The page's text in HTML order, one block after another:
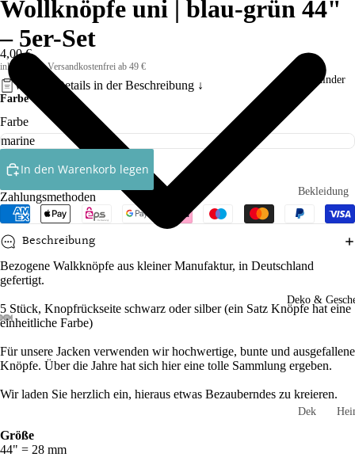
Kleider
Pullover
Socken
Accessoires
Schals und
Kinder
Bekleidung
Babys
Kinder
Socken
Mädchen
Jungen
Deko &
Dek
Wollknöpfe uni | blau-grün 44"
– 5er-Set
4,00 €
inkl. MwSt, Versandkostenfrei ab 49 €
Weitere Details in derBeschreibung ↓
Farbe
Farbe
In den Warenkorb legen
Zahlungsmethoden
Beschreibung
Bezogene Walkknöpfe aus kleiner Manufaktur, in Deutschland
gefertigt.
5 Stück, Knopfrückseite schwarz oder silber (ein Satz Knöpfe hat eine
einheitliche Farbe)
Für unsere Jacken verwenden wir hochwertige, bunte und ausgefallene
Knöpfe. Über die Jahre hat sich hier eine tolle Sammlung ergeben.
Wir laden Sie herzlich ein, hieraus etwas Bezauberndes zu kreieren.
Größe
44" = 28 mm